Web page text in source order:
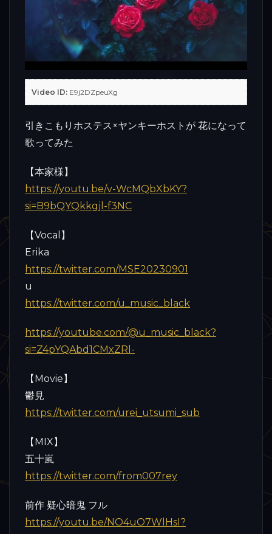
Video ID: E9j2DZpeuXg
引きこもりホステス×ヤンキーホストが 花になって
歌ってみた
【本家様】
https://youtu.be/v-WcMQbXbKY?
si=B9bQYQkkgjl-f3NC
【Vocal】
Erika
https://twitter.com/MSE20230901
u
https://twitter.com/u_music_black
https://youtube.com/@u_music_black?
si=Z4pYQAbd1CMxZRl-
【Movie】
鬱見
https://twitter.com/urei_utsumi_sub
【MIX】
五十嵐
https://twitter.com/from007rey
前作 疑心暗鬼 フル
https://youtu.be/NO4uO7WlHsI?